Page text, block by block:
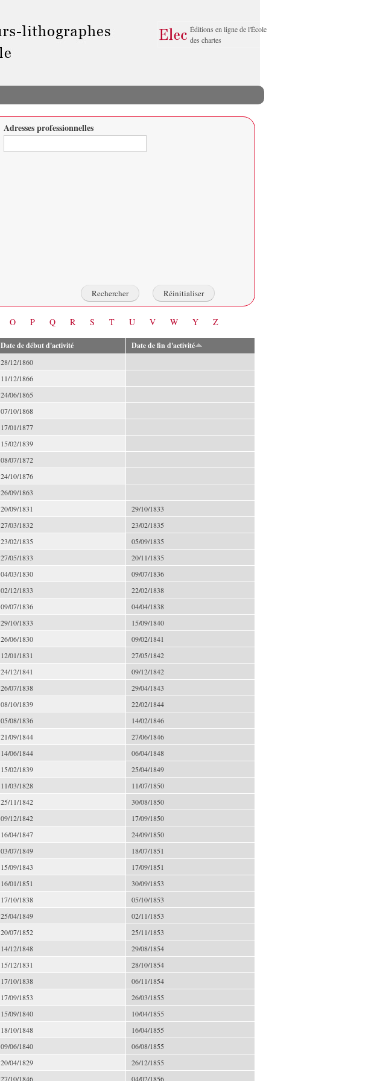
Éditions en ligne de l'École
des chartes
Adresses professionnelles
O P Q R S T U V W Y Z
Date de début d'activité Date de fin d'activité
28/12/1860
11/12/1866
24/06/1865
07/10/1868
17/01/1877
15/02/1839
08/07/1872
24/10/1876
26/09/1863
20/09/1831
29/10/1833
27/03/1832
23/02/1835
23/02/1835
05/09/1835
27/05/1833
20/11/1835
04/03/1830
09/07/1836
02/12/1833
22/02/1838
09/07/1836
04/04/1838
29/10/1833
15/09/1840
26/06/1830
09/02/1841
12/01/1831
27/05/1842
24/12/1841
09/12/1842
26/07/1838
29/04/1843
08/10/1839
22/02/1844
05/08/1836
14/02/1846
21/09/1844
27/06/1846
14/06/1844
06/04/1848
15/02/1839
25/04/1849
11/03/1828
11/07/1850
25/11/1842
30/08/1850
09/12/1842
17/09/1850
16/04/1847
24/09/1850
03/07/1849
18/07/1851
15/09/1843
17/09/1851
16/01/1851
30/09/1853
17/10/1838
05/10/1853
25/04/1849
02/11/1853
20/07/1852
25/11/1853
14/12/1848
29/08/1854
15/12/1831
28/10/1854
17/10/1838
06/11/1854
17/09/1853
26/03/1855
15/09/1840
10/04/1855
18/10/1848
16/04/1855
09/06/1840
06/08/1855
20/04/1829
26/12/1855
27/10/1846 04/02/1856